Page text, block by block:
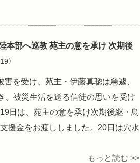
本部へ巡教 苑主の意を承け 次期後
〉
を受け、苑主・伊藤真聰は急遽、
、被災生活を送る信徒の思いを受け
日は、苑主の意を承け次期後継・鳥
援金をお渡ししました。20日は穴水
もっと読む >>